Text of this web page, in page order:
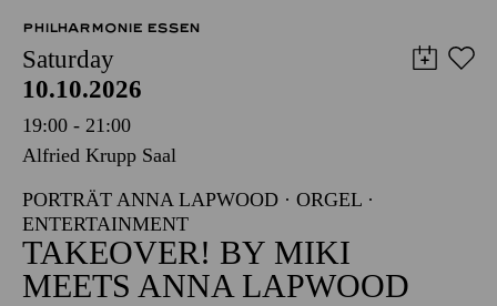
PHILHARMONIE ESSEN
Saturday
10.10.2026
19:00 - 21:00
Alfried Krupp Saal
PORTRÄT ANNA LAPWOOD · ORGEL ·
ENTERTAINMENT
TAKEOVER! BY MIKI
MEETS ANNA LAPWOOD